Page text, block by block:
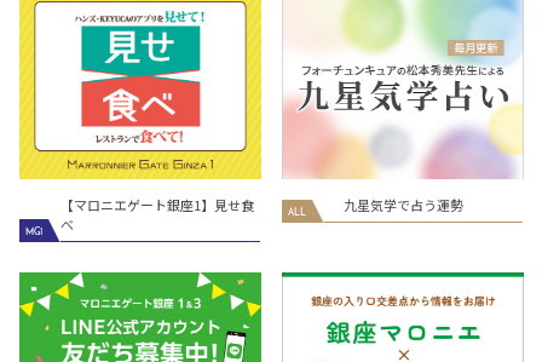
MG1
【マロニエゲート銀座1】見せ食
べ
ALL 九星気学で占う運勢